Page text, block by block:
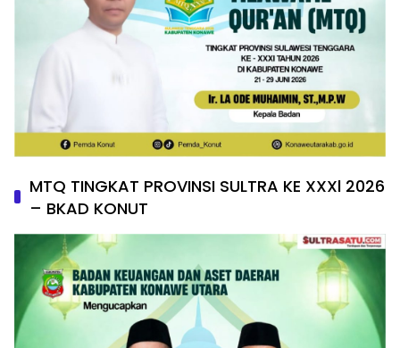
MTQ TINGKAT PROVINSI SULTRA KE XXXl 2026
– BKAD KONUT